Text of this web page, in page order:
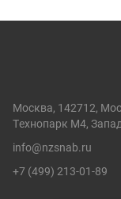
Москва, 142712,
Технопарк М4,
info@nzsnab.ru
+7 (499) 213-01-89